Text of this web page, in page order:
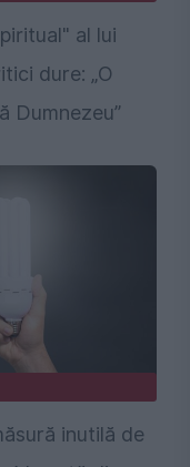
al lui
dure: „O
Dumnezeu”
inutilă de